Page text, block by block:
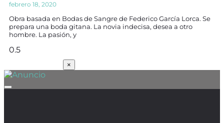
febrero 18, 2020
Obra basada en Bodas de Sangre de Federico García Lorca. Se
prepara una boda gitana. La novia indecisa, desea a otro
hombre. La pasión, y
×